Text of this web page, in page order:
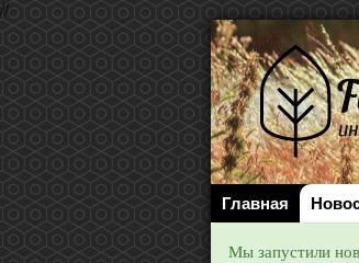
//
Главная
Мы запустили